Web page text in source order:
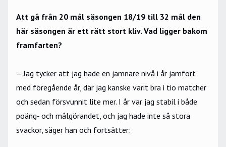
Att gå från 20 mål säsongen 18/19 till 32 mål den
här säsongen är ett rätt stort kliv. Vad ligger bakom
framfarten?
– Jag tycker att jag hade en jämnare nivå i år jämfört
med föregående år, där jag kanske varit bra i tio matcher
och sedan försvunnit lite mer. I år var jag stabil i både
poäng- och målgörandet, och jag hade inte så stora
svackor, säger han och fortsätter: